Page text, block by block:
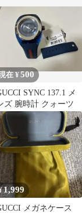
在 ¥500
SYNC 137.1 メ
ズ 腕時計 クォーツ
1,999
メガネケース